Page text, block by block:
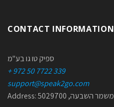
CONTACT INFORMATION
ספיק טו גו בע"מ
+ 972 50 7722 339
support@speak2go.com